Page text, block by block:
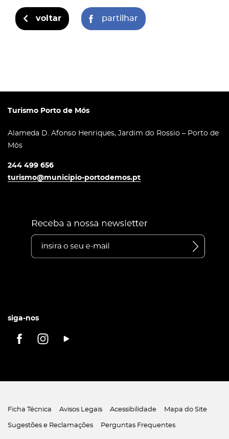
voltar partilhar
Turismo Porto de Mós
Alameda D. Afonso Henriques, Jardim do Rossio – Porto de
Mós
244 499 656
turismo@municipio-portodemos.pt
siga-nos
Ficha Técnica Avisos Legais Acessibilidade Mapa do Site
Sugestões e Reclamações Perguntas Frequentes